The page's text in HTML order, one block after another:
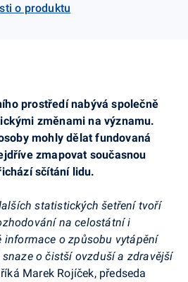
o produktu
prostředí nabývá společně
změnami na významu.
mohly dělat fundovaná
zmapovat současnou
sčítání lidu.
statistických šetření tvoří
na celostátní i
informace o způsobu vytápění
o čistší ovzduší a zdravější
Marek Rojíček, předseda